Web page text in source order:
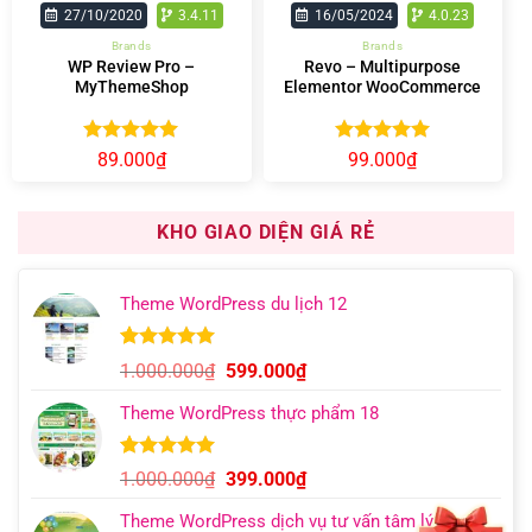
27/10/2020 3.4.11
Brands
WP Review Pro –
MyThemeShop
Được xếp
4.90
89.000₫
16/05/2024 4.0.23
Brands
Revo – Multipurpose
Elementor WooCommerce
Được xếp
5.00
99.000₫
KHO GIAO DIỆN GIÁ RẺ
Theme WordPress du lịch 12
5.00trên 5
dựa trên
9
đánh giá
1.000.000₫ Giá
là:
599.000₫Giá
tại
599.000₫.
Theme WordPress thực phẩm 18
5.00trên 5
dựa trên
6
đánh giá
1.000.000₫ Giá
399.000₫Giá
Theme WordPress dịch vụ tư vấn tâm lý